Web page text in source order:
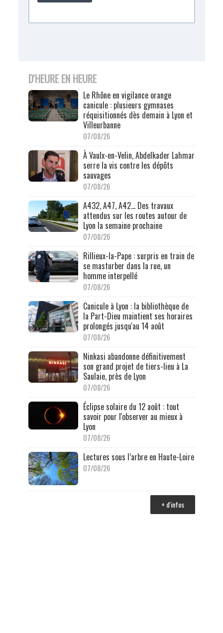
D'HEURE EN HEURE
Le Rhône en vigilance orange
canicule : plusieurs gymnases
réquisitionnés dès demain à Lyon et
Villeurbanne
07/08/26
À Vaulx-en-Velin, Abdelkader Lahmar
serre la vis contre les dépôts
sauvages
07/08/26
A432, A47, A42… Des travaux
attendus sur les routes autour de
Lyon la semaine prochaine
07/08/26
Rillieux-la-Pape : surpris en train de
se masturber dans la rue, un
homme interpellé
07/08/26
Canicule à Lyon : la bibliothèque de
la Part-Dieu maintient ses horaires
prolongés jusqu'au 14 août
07/08/26
Ninkasi abandonne définitivement
son grand projet de tiers-lieu à La
Saulaie, près de Lyon
07/08/26
Éclipse solaire du 12 août : tout
savoir pour l'observer au mieux à
Lyon
07/08/26
Lectures sous l’arbre en Haute-Loire
07/08/26
+ d'infos